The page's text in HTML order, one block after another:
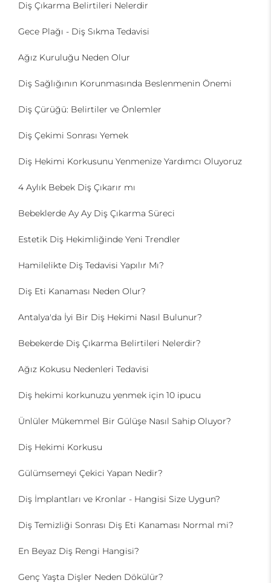
Diş Çıkarma Belirtileri Nelerdir
Gece Plağı - Diş Sıkma Tedavisi
Ağız Kuruluğu Neden Olur
Diş Sağlığının Korunmasında Beslenmenin Önemi
Diş Çürüğü: Belirtiler ve Önlemler
Diş Çekimi Sonrası Yemek
Diş Hekimi Korkusunu Yenmenize Yardımcı Oluyoruz
4 Aylık Bebek Diş Çıkarır mı
Bebeklerde Ay Ay Diş Çıkarma Süreci
Estetik Diş Hekimliğinde Yeni Trendler
Hamilelikte Diş Tedavisi Yapılır Mı?
Diş Eti Kanaması Neden Olur?
Antalya'da İyi Bir Diş Hekimi Nasıl Bulunur?
Bebekerde Diş Çıkarma Belirtileri Nelerdir?
Ağız Kokusu Nedenleri Tedavisi
Diş hekimi korkunuzu yenmek için 10 ipucu
Ünlüler Mükemmel Bir Gülüşe Nasıl Sahip Oluyor?
Diş Hekimi Korkusu
Gülümsemeyi Çekici Yapan Nedir?
Diş İmplantları ve Kronlar - Hangisi Size Uygun?
Diş Temizliği Sonrası Diş Eti Kanaması Normal mi?
En Beyaz Diş Rengi Hangisi?
Genç Yaşta Dişler Neden Dökülür?